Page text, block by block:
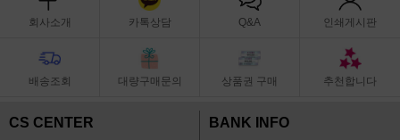
회사소개 카톡상담 Q&A 인쇄게시판
배송조회 대량구매문의 상품권 구매 추천합니다
CS CENTER
BANK INFO